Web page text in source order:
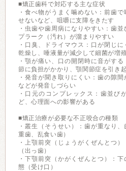
■矯正歯科で対応する主な症状
・食べ物がうまく噛めない：前歯
せないなど、咀嚼に支障をきたす
・虫歯や歯周病になりやすい：歯並
プラーク（汚れ）が溜まりやすい
・口臭、ドライマウス：口が閉じ
乾燥し、唾液量が減少して細菌が増
・顎が痛い、口の開閉時に音がす
節に負担がかかり、顎関節症を引き
・発音が聞き取りにくい：歯の隙
などが発音しづらい
・口元のコンプレックス：歯並び
ど、心理面への影響がある
■矯正治療が必要な不正咬合の種類
・叢生（そうせい）：歯が重なり
重歯、乱食い歯）
・上顎前突（じょうがくぜんとつ
（出っ歯）
・下顎前突（かがくぜんとつ）：
態（受け口）